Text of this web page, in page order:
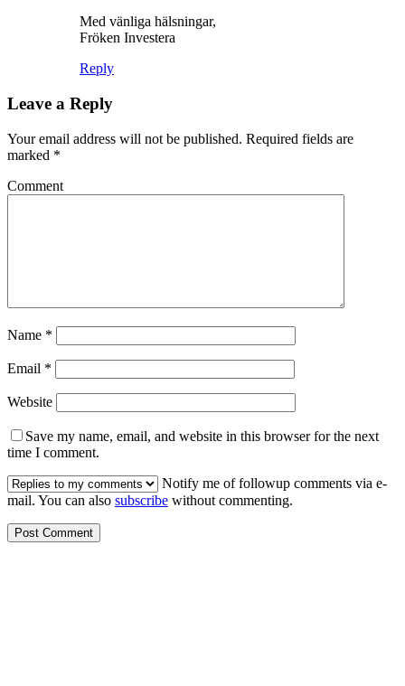
Med vänliga hälsningar,
Fröken Investera
Reply
Leave a Reply
Your email address will not be published. Required fields are
marked *
Comment
Name *
Email *
Website
Save my name, email, and website in this browser for the next
time I comment.
Notify me of followup comments via e-
mail. You can also subscribe without commenting.